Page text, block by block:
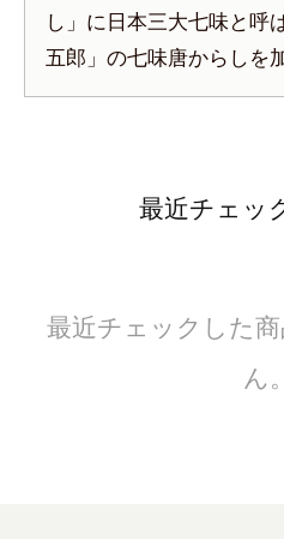
し」に日本三大七味と呼
五郎」の七味唐からしを
最近チェッ
最近チェックした
ん。